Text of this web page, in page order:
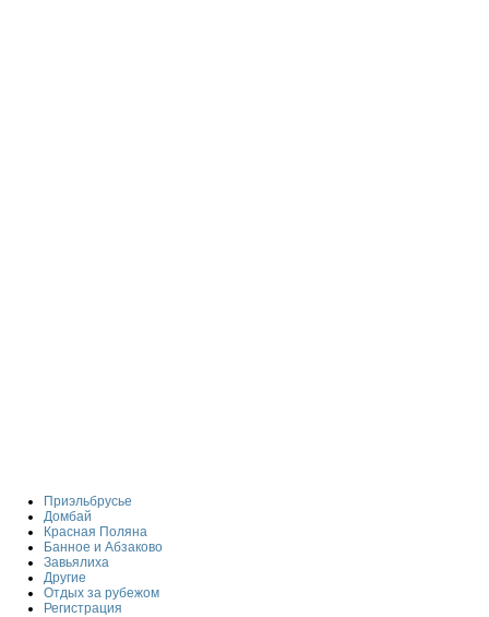
Приэльбрусье
Домбай
Красная Поляна
Банное и Абзаково
Завьялиха
Другие
Отдых за рубежом
Регистрация